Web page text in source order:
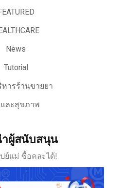
News
Tutorial
ารร้านขายยา
ละสุขภาพ
ผู้สนับสนุน
ปย์แม่ ซื้อคละได้!